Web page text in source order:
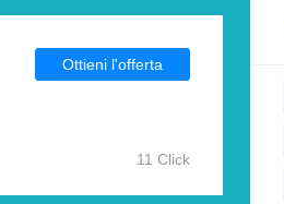
Ottieni l'offerta
11 Click